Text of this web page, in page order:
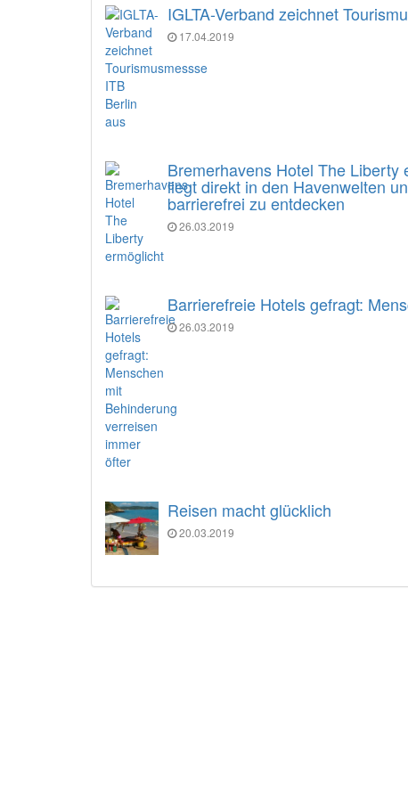
IGLTA-Verband zeichnet
17.04.2019
Bremerhavens Hotel The
liegt direkt in den Havenwelten
barrierefrei zu entdecken
26.03.2019
Barrierefreie Hotels gefragt:
26.03.2019
Reisen macht glücklich
20.03.2019